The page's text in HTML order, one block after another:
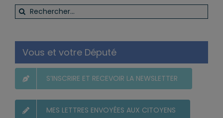
Rechercher:
Vous et votre Député
S’INSCRIRE ET RECEVOIR LA NEWSLETTER
MES LETTRES ENVOYÉES AUX CITOYENS